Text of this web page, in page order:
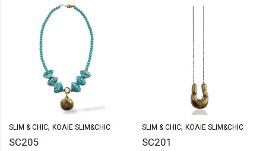
SLIM & CHIC, ΚΟΛΙΈ SLIM&CHIC
SC205
SLIM & CHIC, ΚΟΛΙΈ SLIM&CHIC
SC201